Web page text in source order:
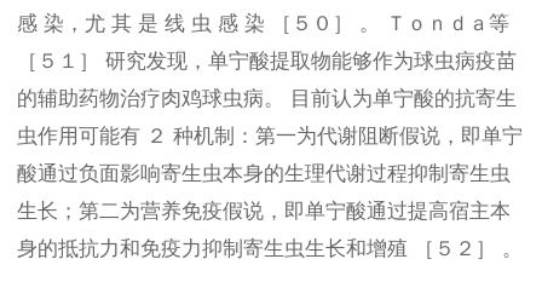
感 染，尤 其 是 线 虫 感 染 ［５０］ 。 Ｔｏｎｄａ等
［５１］ 研究发现，单宁酸提取物能够作为球虫病疫苗
的辅助药物治疗肉鸡球虫病。 目前认为单宁酸的抗寄生
虫作用可能有 ２ 种机制：第一为代谢阻断假说，即单宁
酸通过负面影响寄生虫本身的生理代谢过程抑制寄生虫
生长；第二为营养免疫假说，即单宁酸通过提高宿主本
身的抵抗力和免疫力抑制寄生虫生长和增殖 ［５２］ 。